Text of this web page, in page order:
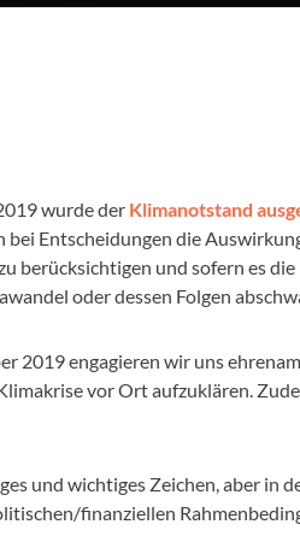
wurde der Klimanotstand
Entscheidungen die
berücksichtigen und sofern es
oder dessen Folgen
2019 engagieren wir uns
vor Ort aufzuklären.
und wichtiges Zeichen, aber in
finanziellen